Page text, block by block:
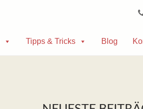
Tipps & Tricks Blog